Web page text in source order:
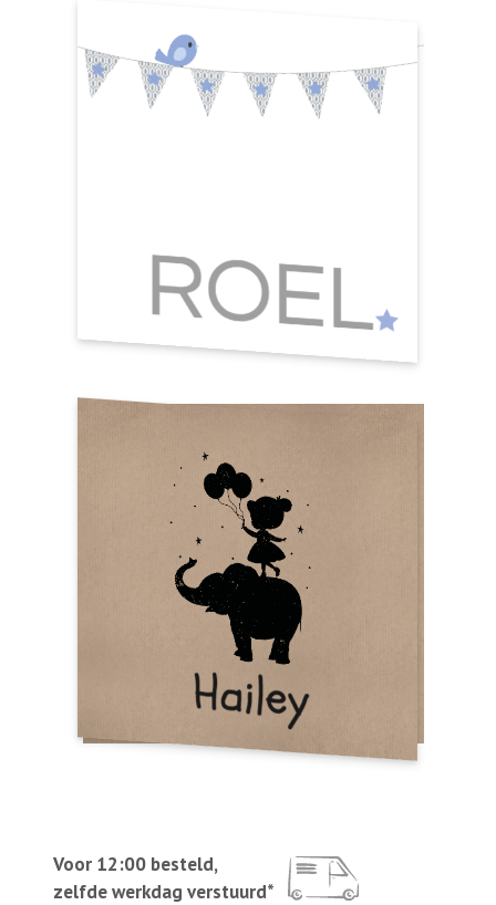
Voor 12:00 besteld,
zelfde werkdag verstuurd*